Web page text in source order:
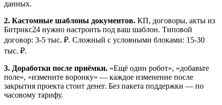
данных.
2. Кастомные шаблоны документов. КП, договоры, акты из
Битрикс24 нужно настроить под ваш шаблон. Типовой
договор: 3-5 тыс. ₽. Сложный с условными блоками: 15-30
тыс. ₽.
3. Доработки после приёмки. «Ещё один робот», «добавьте
поле», «измените воронку» — каждое изменение после
закрытия проекта стоит денег. Без пакета поддержки — по
часовому тарифу.